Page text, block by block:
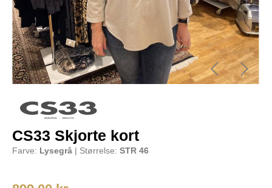
CS33 Skjorte kort
Farve: Lysegrå | Størrelse: STR 46